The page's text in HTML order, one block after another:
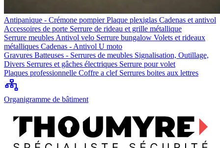
Antipanique - Crémone pompierPlaque plexiglas Cadenas et antivol
Accessoires de porte Serrure de rideau et grille métallique
Serrure meubles Antivol velo Serrure bungalow Volets et rideaux
métalliques Cadenas - Antivol U moto
Gravures Batteuses - Serrures de meubles Signalisation, Outillage,
Divers Serrures et gâches électriques Serrure pour volet
Plaques professionnelle Coffre a clef Serrures boites aux lettres
Organigramme de bâtiment